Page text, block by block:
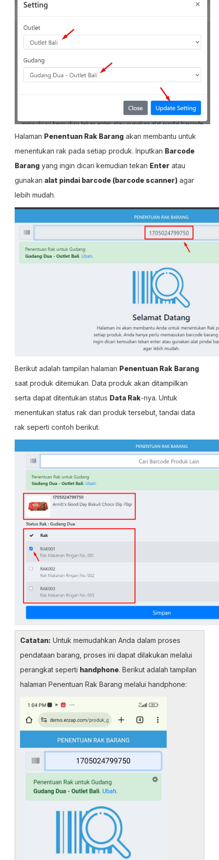
Halaman Penentuan Rak Barang akan membantu untuk
menentukan rak pada setiap produk. Inputkan Barcode
Barang yang ingin dicari kemudian tekan Enter atau
gunakan alat pindai barcode (barcode scanner) agar
lebih mudah.
Berikut adalah tampilan halaman Penentuan Rak Barang
saat produk ditemukan. Data produk akan ditampilkan
serta dapat ditentukan status Data Rak-nya. Untuk
menentukan status rak dari produk tersebut, tandai data
rak seperti contoh berikut.
Catatan: Untuk memudahkan Anda dalam proses
pendataan barang, proses ini dapat dilakukan melalui
perangkat seperti handphone. Berikut adalah tampilan
halaman Penentuan Rak Barang melalui handphone: